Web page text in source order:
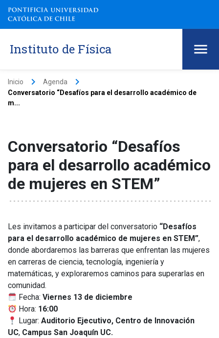
Instituto de Física
Inicio keyboard_arrow_right Agenda keyboard_arrow_right
Conversatorio “Desafíos para el desarrollo académico de
m...
Conversatorio “Desafíos
para el desarrollo académico
de mujeres en STEM”
Les invitamos a participar del conversatorio “Desafíos
para el desarrollo académico de mujeres en STEM”,
donde abordaremos las barreras que enfrentan las mujeres
en carreras de ciencia, tecnología, ingeniería y
matemáticas, y exploraremos caminos para superarlas en
comunidad.
Fecha:Viernes 13 de diciembre
Hora: 16:00
Lugar:Auditorio Ejecutivo, Centro de Innovación
UC, Campus San Joaquín UC.